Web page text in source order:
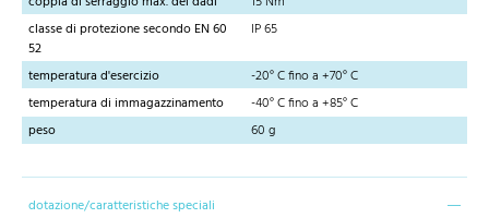
classe di protezione secondo EN 60
52
IP 65
temperatura d'esercizio
-20° C fino a +70° C
temperatura di immagazzinamento
-40° C fino a +85° C
peso
60 g
dotazione/caratteristiche speciali